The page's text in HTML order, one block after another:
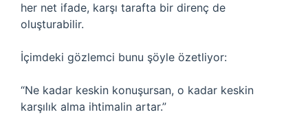
her net ifade, karşı tarafta bir direnç de
oluşturabilir.
İçimdeki gözlemci bunu şöyle özetliyor:
“Ne kadar keskin konuşursan, o kadar keskin
karşılık alma ihtimalin artar.”